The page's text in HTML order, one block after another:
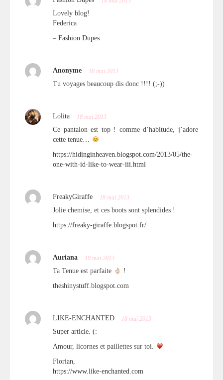
Lovely blog!
Federica
– Fashion Dupes
Anonyme 18 mai 2013
Tu voyages beaucoup dis donc !!!! (;-))
Lolita 18 mai 2013
Ce pantalon est top ! comme d’habitude, j’adore
cette tenue…
https://hidinginheaven.blogspot.com/2013/05/the-
one-with-id-like-to-wear-iii.html
FreakyGiraffe 18 mai 2013
Jolie chemise, et ces boots sont splendides !
https://freaky-giraffe.blogspot.fr/
Auriana 18 mai 2013
Ta Tenue est parfaite
!
theshinystuff.blogspot.com
LIKE-ENCHANTED 18 mai 2013
Super article. (:
Amour, licornes et paillettes sur toi.
Florian,
https://www.like-enchanted.com